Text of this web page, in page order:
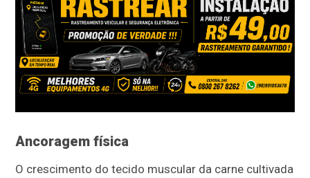
Ancoragem física
O crescimento do tecido muscular da carne cultivada